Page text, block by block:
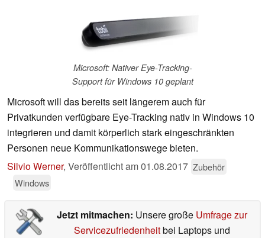
Microsoft: Nativer Eye-Tracking-
Support für Windows 10 geplant
Microsoft will das bereits seit längerem auch für
Privatkunden verfügbare Eye-Tracking nativ in Windows 10
integrieren und damit körperlich stark eingeschränkten
Personen neue Kommunikationswege bieten.
Silvio Werner, Veröffentlicht am01.08.2017 Zubehör
Windows
Jetzt mitmachen: Unsere große Umfrage zur
Servicezufriedenheitbei Laptops und